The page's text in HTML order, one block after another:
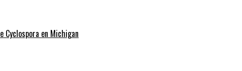
Cyclospora en Michigan